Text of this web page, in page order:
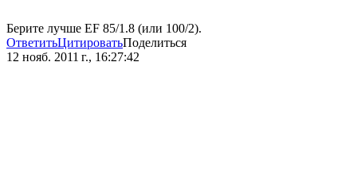
Берите лучше EF 85/1.8 (или 100/2).
ОтветитьЦитироватьПоделиться
12 нояб. 2011 г., 16:27:42